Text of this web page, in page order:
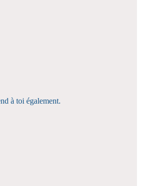
à toi également.